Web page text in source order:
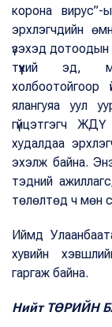
корона вирус”-
эрхлэгчдийн
үзэхэд дотоодын
түүхий эд,
холбоотойгоор
ялангуяа уул
гүйцэтгэгч
худалдаа
эхэлж байна.
тэдний
төлөлтөд ч мөн
Иймд
хувийн
гаргаж байна.
Нийт ТӨРИЙН